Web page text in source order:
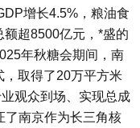
增长4.5%，粮油食
超8500亿元，*盛的
年秋糖会期间，南
，取得了20万平方米
观众到场、实现总成
了南京作为长三角核